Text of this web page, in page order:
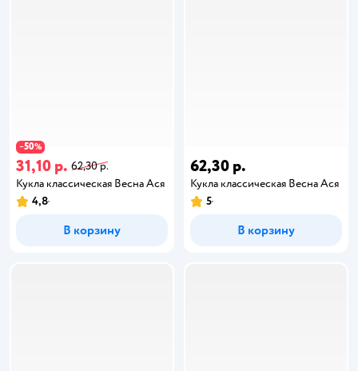
−50%
31,10 р. 62,30 р.
Кукла классическая Весна Ася
4,8
В корзину
62,30 р.
Кукла классическая Весна Ася
5
В корзину